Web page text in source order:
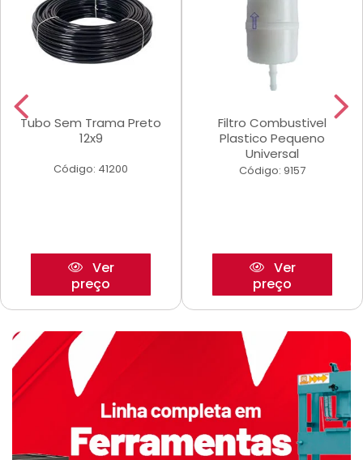
Tubo Sem Trama Preto
12x9
Código: 41200
Ver
preço
Filtro Combustivel
Plastico Pequeno
Universal
Código: 9157
Ver
preço